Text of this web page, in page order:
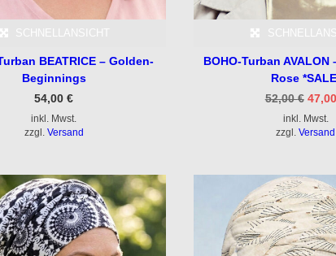
SCHNELLANSICHT
BEATRICE – Golden-
Beginnings
54,00€
inkl. Mwst.
zzgl. Versand
BOHO-Turban AVALON
Rose
52,00€
war:
52,00
47,00
inkl. Mwst.
zzgl.Versand